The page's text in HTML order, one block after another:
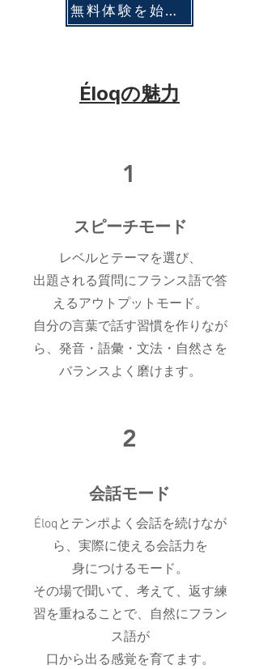
無料体験を始める
Éloqの魅力
1
​スピーチモード
レベルとテーマを選び、
出題される質問にフランス語で答
えるアウトプットモード。
自分の言葉で話す習慣を作りなが
ら、発音・語彙・文法・自然さを
バランスよく磨けます。
2
会話モード
Éloqとテンポよく会話を続けなが
ら、実際に使える会話力を
身につけるモード。
その場で聞いて、考えて、返す練
習を重ねることで、自然にフラン
ス語が
口から出る感覚を育てます。